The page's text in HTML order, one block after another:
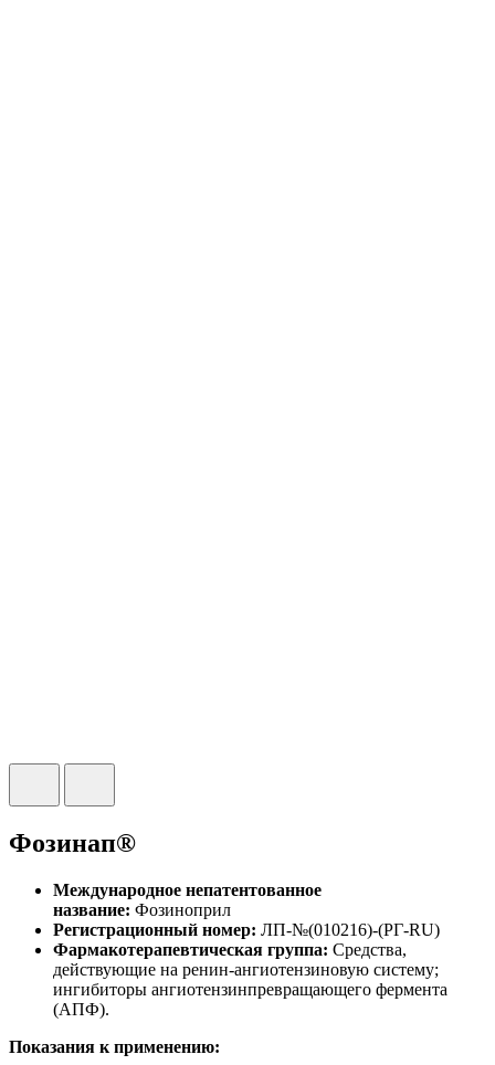
Фозинап®
Международное непатентованное
название: Фозиноприл
Регистрационный номер: ЛП-№(010216)-(РГ-RU)
Фармакотерапевтическая группа: Средства,
действующие на ренин-ангиотензиновую систему;
ингибиторы ангиотензинпревращающего фермента
(АПФ).
Показания к применению: